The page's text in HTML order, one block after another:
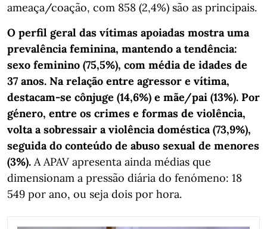
ameaça/coação, com 858 (2,4%) são as principais.
O perfil geral das vítimas apoiadas mostra uma
prevalência feminina, mantendo a tendência:
sexo feminino (75,5%), com média de idades de
37 anos. Na relação entre agressor e vítima,
destacam-se cônjuge (14,6%) e mãe/pai (13%). Por
género, entre os crimes e formas de violência,
volta a sobressair a violência doméstica (73,9%),
seguida do conteúdo de abuso sexual de menores
(3%). A APAV apresenta ainda médias que
dimensionam a pressão diária do fenómeno: 18
549 por ano, ou seja dois por hora.